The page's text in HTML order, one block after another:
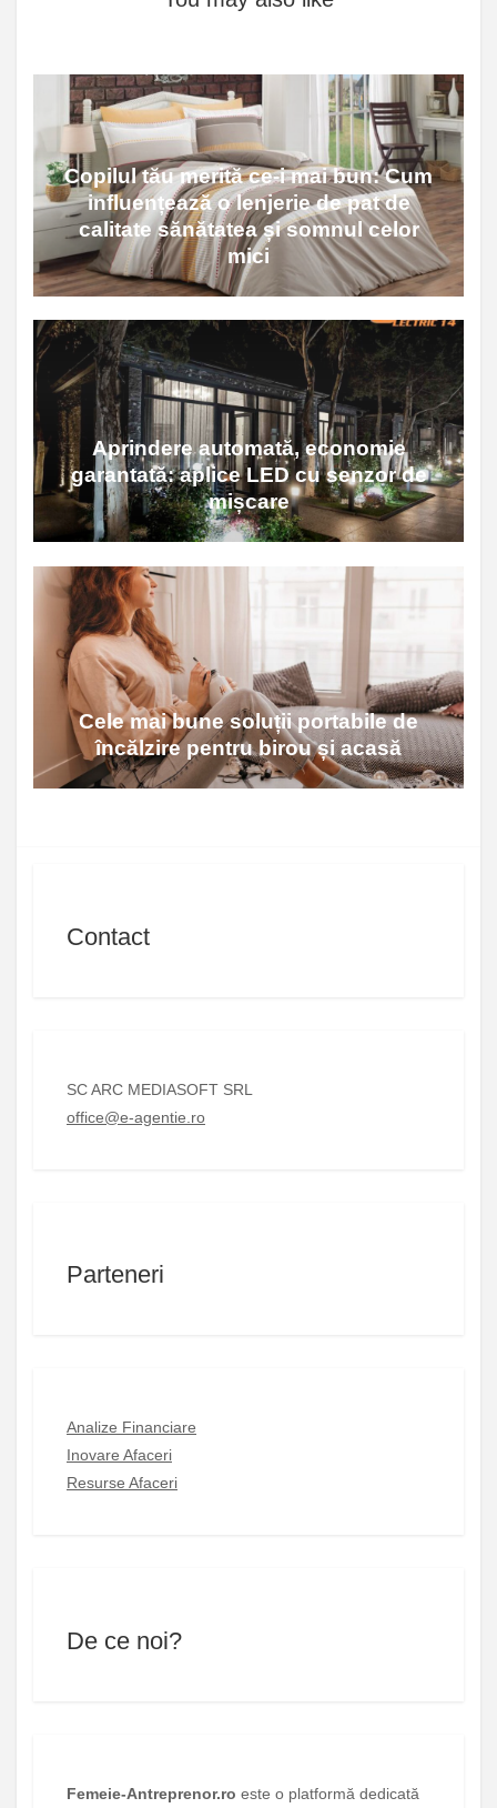
Copilul tău merită ce-i mai bun: Cum
influențează o lenjerie de pat de
calitate sănătatea și somnul celor
mici
Aprindere automată, economie
garantată: aplice LED cu senzor de
mișcare
Cele mai bune soluții portabile de
încălzire pentru birou și acasă
Contact
SC ARC MEDIASOFT SRL
office@e-agentie.ro
Parteneri
Analize Financiare
Inovare Afaceri
Resurse Afaceri
De ce noi?
Femeie-Antreprenor.ro este o platformă dedicată